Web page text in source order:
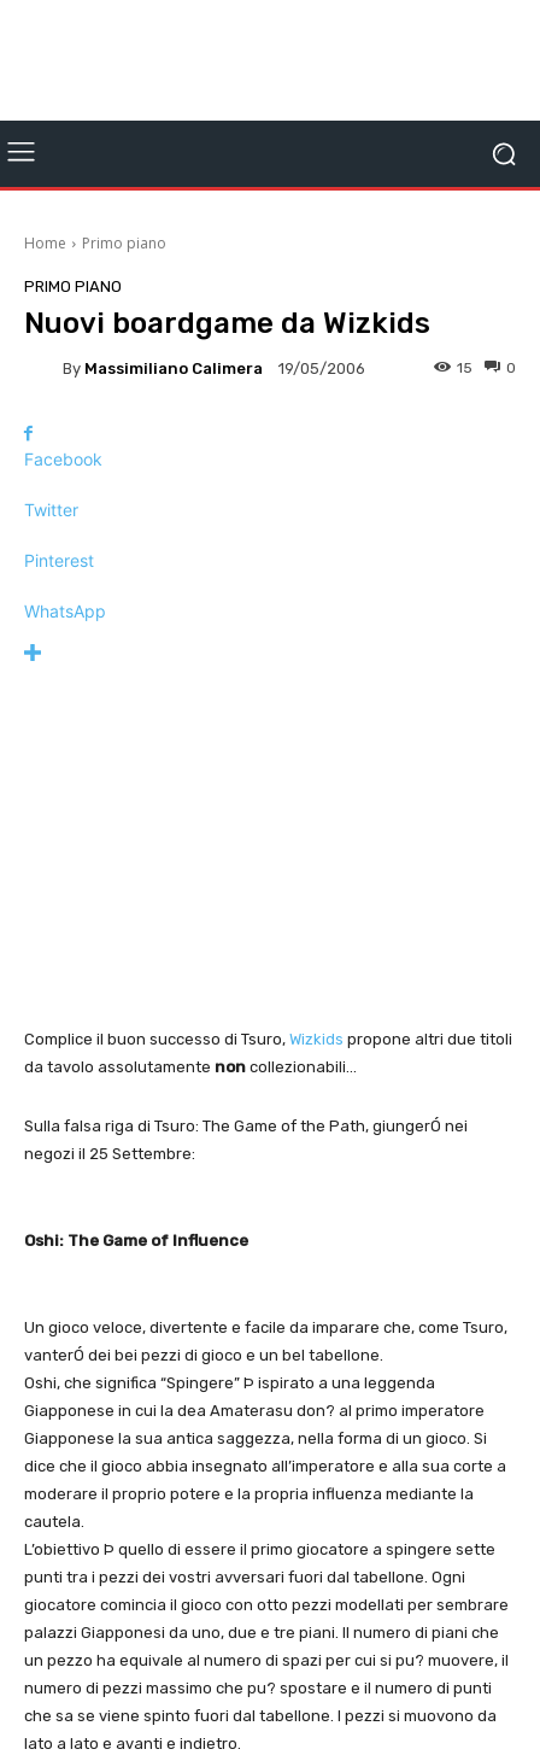
Home Primo piano
PRIMO PIANO
Nuovi boardgame da Wizkids
By Massimiliano Calimera 19/05/2006 0
15
Facebook
Twitter
Pinterest
WhatsApp
Complice il buon successo di Tsuro, Wizkids propone altri due titoli
da tavolo assolutamente non collezionabili…
Sulla falsa riga di Tsuro: The Game of the Path, giungerÓ nei
negozi il 25 Settembre:
Oshi: The Game of Influence
Un gioco veloce, divertente e facile da imparare che, come Tsuro,
vanterÓ dei bei pezzi di gioco e un bel tabellone.
Oshi, che significa “Spingere” Þ ispirato a una leggenda
Giapponese in cui la dea Amaterasu don? al primo imperatore
Giapponese la sua antica saggezza, nella forma di un gioco. Si
dice che il gioco abbia insegnato all’imperatore e alla sua corte a
moderare il proprio potere e la propria influenza mediante la
cautela.
L’obiettivo Þ quello di essere il primo giocatore a spingere sette
punti tra i pezzi dei vostri avversari fuori dal tabellone. Ogni
giocatore comincia il gioco con otto pezzi modellati per sembrare
palazzi Giapponesi da uno, due e tre piani. Il numero di piani che
un pezzo ha equivale al numero di spazi per cui si pu? muovere, il
numero di pezzi massimo che pu? spostare e il numero di punti
che sa se viene spinto fuori dal tabellone. I pezzi si muovono da
lato a lato e avanti e indietro.